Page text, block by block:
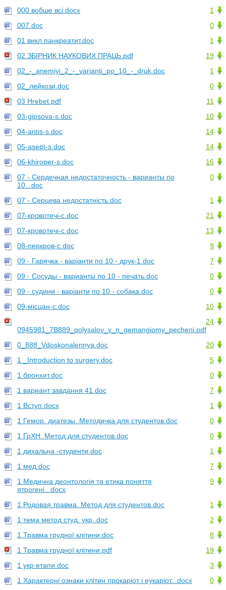
1
000 вобше всі.docx
0
007.doc
1
01 викл панкреатит.doc
19
02.ЗБІРНИК НАУКОВИХ ПРАЦЬ.pdf
1
02_-_anemiyi_2_-_varianti_po_10_-_druk.doc
0
02_лейкози.doc
11
03 Hrebet.pdf
10
03-gipsova-s.doc
14
04-antis-s.doc
14
05-asept-s.doc
16
06-khiroper-s.doc
0
07 - Сердечная недостаточность - варианты по
10...doc
1
07 - Серцева недостатність.doc
21
07-кровотечі-с.doc
13
07-кровотечі-с.doc
9
08-перкров-с.doc
7
09 - Гарячка - варіанти по 10 - друк-1.doc
0
09 - Сосуды - варианты по 10 - печать.doc
0
09 - судини - варіанти по 10 - собака.doc
10
09-місцан-с.doc
24
0945981_7B889_polysalov_v_n_gemangiomy_pecheni.pdf
20
0_888_Vdoskonalennya.doc
5
1 _Introduction to surgery.doc
0
1 бронхит.doc
7
1 вариант завдання 41.doc
1
1 Вступ.docx
0
1 Гемор. диатезы. Методичка для студентов.doc
0
1 ГрХН. Метод для студентов.doc
1
1 дихальна -студенти.doc
7
1 мед.doc
9
1 Медична деонтологія та етика поняття
ятрогені...docx
1
1 Родовая травма. Метод для студентов.doc
2
1 тема метод.студ. укр..doc
8
1 Травма грудної клітини.doc
19
1 Травма грудної клітини.pdf
3
1 укр етапи.doc
0
1 Характерні ознаки клітин прокаріот і еукаріот...docx